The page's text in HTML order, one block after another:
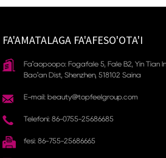
FA'AMATALAGA FA'AFESO'OTA'I
Fa'aopoopo: Fogafale 5, Fale B2, Yin Tian
Bao'an Dist, Shenzhen, 518102 Saina
E-mail: beauty@topfeelgroup.com
Telefoni: 86-0755-25686685
fesi: 86-755-25686665